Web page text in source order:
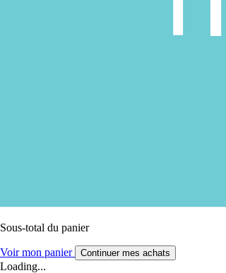
Sous-total du panier
Voir mon panier Continuer mes achats
Loading...